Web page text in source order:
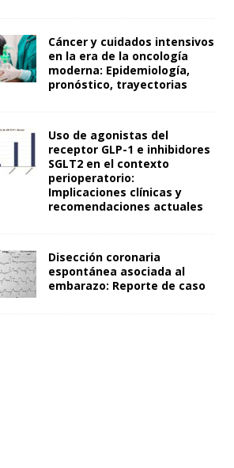
Cáncer y cuidados intensivos
en la era de la oncología
moderna: Epidemiología,
pronóstico, trayectorias
Uso de agonistas del
receptor GLP-1 e inhibidores
SGLT2 en el contexto
perioperatorio:
Implicaciones clínicas y
recomendaciones actuales
Disección coronaria
espontánea asociada al
embarazo: Reporte de caso